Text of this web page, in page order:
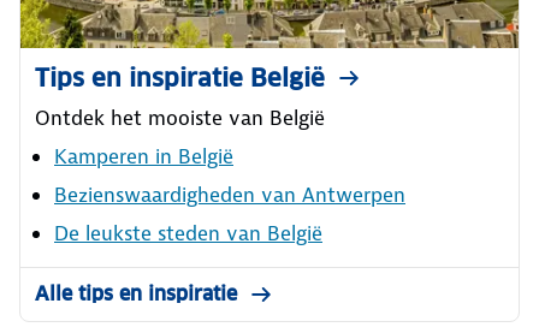
Tips en inspiratie België
Ontdek het mooiste van België
Kamperen in België
Bezienswaardigheden van Antwerpen
De leukste steden van België
Alle tips en inspiratie